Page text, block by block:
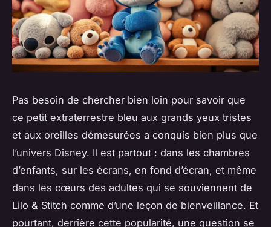
Pas besoin de chercher bien loin pour savoir que
ce petit extraterrestre bleu aux grands yeux tristes
et aux oreilles démesurées a conquis bien plus que
l’univers Disney. Il est partout : dans les chambres
d’enfants, sur les écrans, en fond d’écran, et même
dans les cœurs des adultes qui se souviennent de
Lilo & Stitch comme d’une leçon de bienveillance. Et
pourtant, derrière cette popularité, une question se